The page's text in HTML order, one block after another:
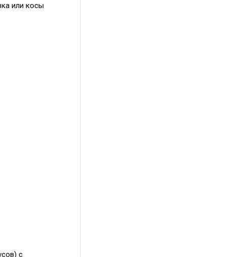
или косы
с